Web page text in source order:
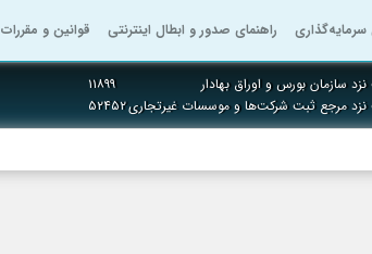
راهنمای صدور و ابطال اینترنتی قوانین و مقررات
سازمان بورس و اوراق بهادار
۱۱۸۹۹
نزد مرجع ثبت شرکت‌ها و موسسات غیرتجاری۵۲۴۵۲